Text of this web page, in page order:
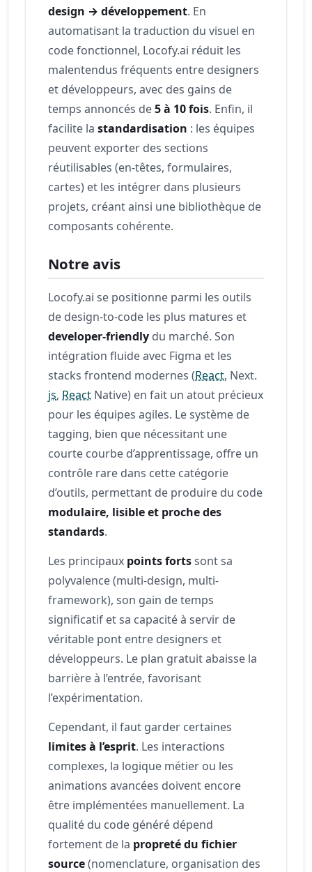
design → développement. En
automatisant la traduction du visuel en
code fonctionnel, Locofy.ai réduit les
malentendus fréquents entre designers
et développeurs, avec des gains de
temps annoncés de5 à 10 fois. Enfin, il
facilite lastandardisation : les équipes
peuvent exporter des sections
réutilisables (en-têtes, formulaires,
cartes) et les intégrer dans plusieurs
projets, créant ainsi une bibliothèque de
composants cohérente.
Notre avis
Locofy.ai se positionne parmi les outils
de design-to-code les plus matures et
developer-friendly du marché. Son
intégration fluide avec Figma et les
stacks frontend modernes (React, Next.
js, React Native) en fait un atout précieux
pour les équipes agiles. Le système de
tagging, bien que nécessitant une
courte courbe d’apprentissage, offre un
contrôle rare dans cette catégorie
d’outils, permettant de produire du code
modulaire, lisible et proche des
standards.
Les principaux points fortssont sa
polyvalence (multi-design, multi-
framework), son gain de temps
significatif et sa capacité à servir de
véritable pont entre designers et
développeurs. Le plan gratuit abaisse la
barrière à l’entrée, favorisant
l’expérimentation.
Cependant, il faut garder certaines
limites à l’esprit. Les interactions
complexes, la logique métier ou les
animations avancées doivent encore
être implémentées manuellement. La
qualité du code généré dépend
fortement de la propreté du fichier
source(nomenclature, organisation des